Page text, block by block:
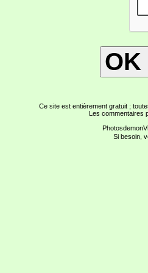
Ce site est entièrement gratuit ;
Les commentaires
Si besoin,